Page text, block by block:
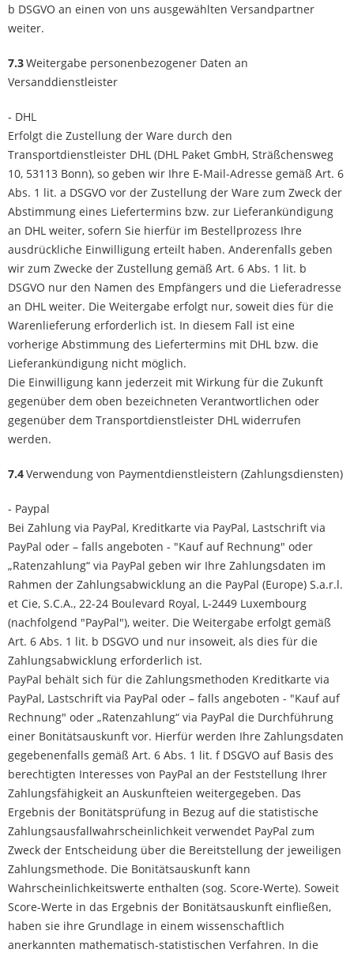
b DSGVO an einen von uns ausgewählten Versandpartner
weiter.
7.3Weitergabe personenbezogener Daten an
Versanddienstleister
- DHL
Erfolgt die Zustellung der Ware durch den
Transportdienstleister DHL (DHL Paket GmbH, Sträßchensweg
10, 53113 Bonn), so geben wir Ihre E-Mail-Adresse gemäß Art. 6
Abs. 1 lit. a DSGVO vor der Zustellung der Ware zum Zweck der
Abstimmung eines Liefertermins bzw. zur Lieferankündigung
an DHL weiter, sofern Sie hierfür im Bestellprozess Ihre
ausdrückliche Einwilligung erteilt haben. Anderenfalls geben
wir zum Zwecke der Zustellung gemäß Art. 6 Abs. 1 lit. b
DSGVO nur den Namen des Empfängers und die Lieferadresse
an DHL weiter. Die Weitergabe erfolgt nur, soweit dies für die
Warenlieferung erforderlich ist. In diesem Fall ist eine
vorherige Abstimmung des Liefertermins mit DHL bzw. die
Lieferankündigung nicht möglich.
Die Einwilligung kann jederzeit mit Wirkung für die Zukunft
gegenüber dem oben bezeichneten Verantwortlichen oder
gegenüber dem Transportdienstleister DHL widerrufen
werden.
7.4Verwendung von Paymentdienstleistern (Zahlungsdiensten)
- Paypal
Bei Zahlung via PayPal, Kreditkarte via PayPal, Lastschrift via
PayPal oder – falls angeboten - "Kauf auf Rechnung" oder
„Ratenzahlung“ via PayPal geben wir Ihre Zahlungsdaten im
Rahmen der Zahlungsabwicklung an die PayPal (Europe) S.a.r.l.
et Cie, S.C.A., 22-24 Boulevard Royal, L-2449 Luxembourg
(nachfolgend "PayPal"), weiter. Die Weitergabe erfolgt gemäß
Art. 6 Abs. 1 lit. b DSGVO und nur insoweit, als dies für die
Zahlungsabwicklung erforderlich ist.
PayPal behält sich für die Zahlungsmethoden Kreditkarte via
PayPal, Lastschrift via PayPal oder – falls angeboten - "Kauf auf
Rechnung" oder „Ratenzahlung“ via PayPal die Durchführung
einer Bonitätsauskunft vor. Hierfür werden Ihre Zahlungsdaten
gegebenenfalls gemäß Art. 6 Abs. 1 lit. f DSGVO auf Basis des
berechtigten Interesses von PayPal an der Feststellung Ihrer
Zahlungsfähigkeit an Auskunfteien weitergegeben. Das
Ergebnis der Bonitätsprüfung in Bezug auf die statistische
Zahlungsausfallwahrscheinlichkeit verwendet PayPal zum
Zweck der Entscheidung über die Bereitstellung der jeweiligen
Zahlungsmethode. Die Bonitätsauskunft kann
Wahrscheinlichkeitswerte enthalten (sog. Score-Werte). Soweit
Score-Werte in das Ergebnis der Bonitätsauskunft einfließen,
haben sie ihre Grundlage in einem wissenschaftlich
anerkannten mathematisch-statistischen Verfahren. In die